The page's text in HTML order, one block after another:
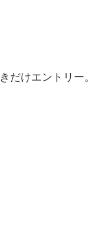
だけエントリー。